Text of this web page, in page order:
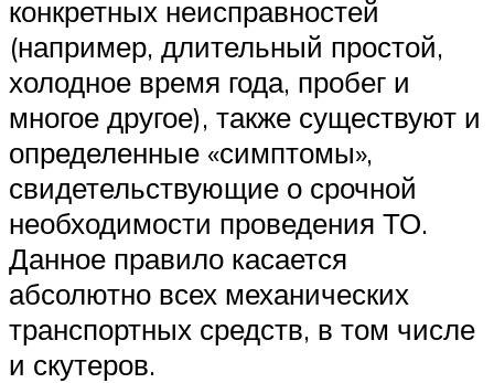
конкретных неисправностей
(например, длительный простой,
холодное время года, пробег и
многое другое), также существуют и
определенные «симптомы»,
свидетельствующие о срочной
необходимости проведения ТО.
Данное правило касается
абсолютно всех механических
транспортных средств, в том числе
и скутеров.